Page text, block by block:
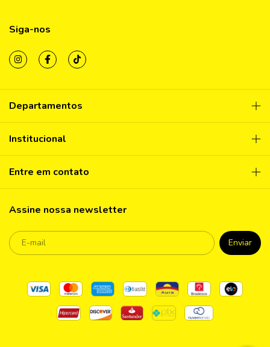
Siga-nos
Departamentos
Institucional
Entre em contato
Assine nossa newsletter